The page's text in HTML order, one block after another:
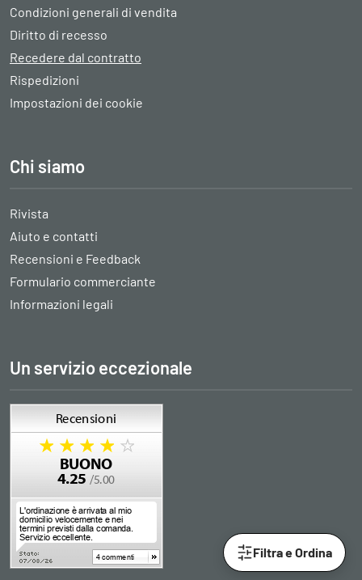
Filtra e Ordina
Condizioni generali di vendita
Diritto di recesso
Recedere dal contratto
Rispedizioni
Impostazioni dei cookie
Chi siamo
Rivista
Aiuto e contatti
Recensioni e Feedback
Formulario commerciante
Informazioni legali
Un servizio eccezionale